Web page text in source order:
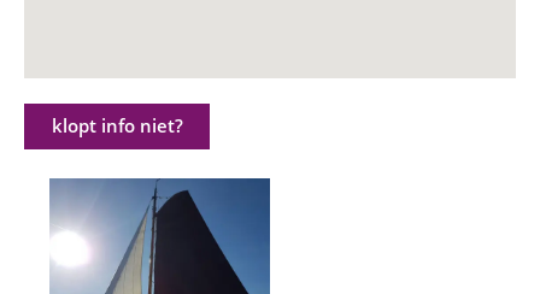
klopt info niet?